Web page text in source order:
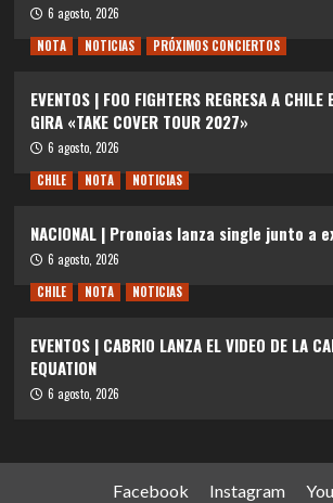
6 agosto, 2026
NOTA
NOTICIAS PRÓXIMOS CONCIERTOS
EVENTOS | FOO FIGHTERS REGRESA A
GIRA «TAKE COVER TOUR 2027»
6 agosto, 2026
CHILE
NOTA NOTICIAS
NACIONAL | Pronoias lanza single junto a
6 agosto, 2026
CHILE
NOTA NOTICIAS
EVENTOS | CABRIO LANZA EL VIDEO DE LA
EQUATION
6 agosto, 2026
Facebook Instagram